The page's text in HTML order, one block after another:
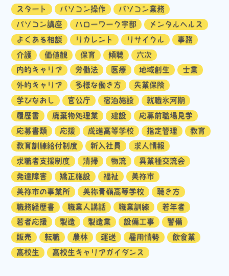
スタート
パソコン操作
パソコン業務
パソコン講座
ハローワーク宇部
メンタルヘルス
よくある相談
リカレント リサイクル
事務
介護
価値観 保育 傾聴
六次
内的キャリア
労働法 医療 地域創生
士業
外的キャリア
多様な働き方
失業保険
学びなおし
官公庁 宿泊施設
就職氷河期
履歴書
廃棄物処理業 建設
応募前職場見学
応募書類
応援 成進高等学校 指定管理
教育
教育訓練給付制度
新入社員
求人情報
求職者支援制度
清掃 物流
異業種交流会
発達障害
矯正施設 福祉
美祢市
美祢市の事業所
美祢青嶺高等学校
聴き方
職務経歴書
職業人講話 職業訓練
若年者
若者応援
製造 製造業 設備工事
警備
販売
転職 農林 運送 雇用情勢
飲食業
高校生
高校生キャリアガイダンス